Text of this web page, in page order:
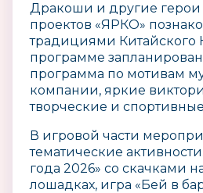
Дракоши и другие
проектов «ЯРКО»
традициями Китайского
программе
программа по мотивам
компании, яркие
творческие и
В игровой части
тематические
года 2026» со скачками
лошадках, игра «Бей в